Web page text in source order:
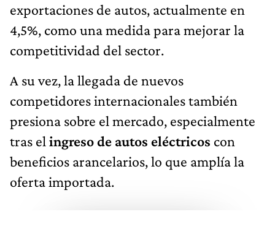
exportaciones de autos, actualmente en
4,5%, como una medida para mejorar la
competitividad del sector.
A su vez, la llegada de nuevos
competidores internacionales también
presiona sobre el mercado, especialmente
tras el ingreso de autos eléctricos con
beneficios arancelarios, lo que amplía la
oferta importada.